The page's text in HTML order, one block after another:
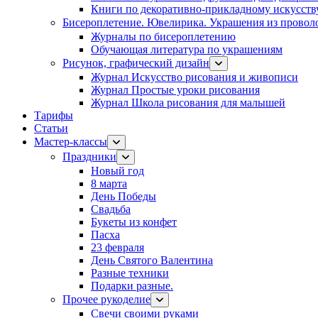
Книги по декоративно-прикладному
Бисероплетение. Ювелирика. Украшения из
Журналы по бисероплетению
Обучающая литература по украшениям
Рисунок, графический дизайн
Журнал Искусство рисования и живописи
Журнал Простые уроки рисования
Журнал Школа рисования для малышей
Тарифы
Статьи
Мастер-классы
Праздники
Новый год
8 марта
День Победы
Свадьба
Букеты из конфет
Пасха
23 февраля
День Святого Валентина
Разные техники
Подарки разные.
Прочее рукоделие
Свечи своими руками